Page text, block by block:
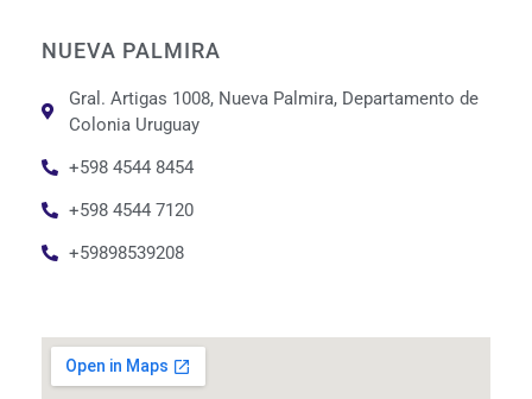
NUEVA PALMIRA
Gral. Artigas 1008, Nueva Palmira, Departamento de
Colonia Uruguay
+598 4544 8454
+598 4544 7120
+59898539208